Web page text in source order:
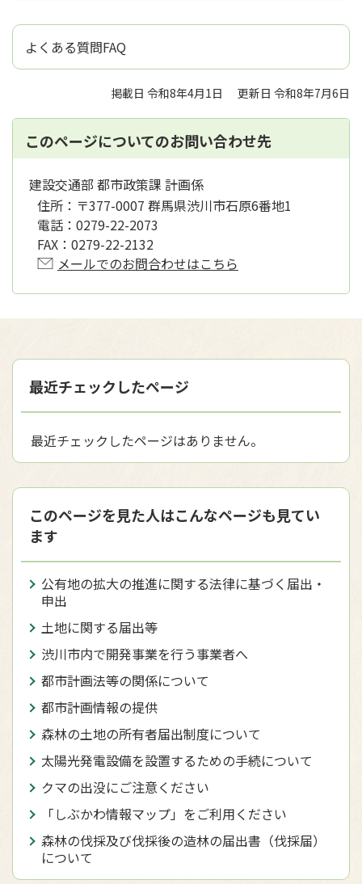
よくある質問FAQ
掲載日 令和8年4月1日 更新日 令和8年7月6日
このページについてのお問い合わせ先
建設交通部 都市政策課 計画係
住所： 〒377-0007 群馬県渋川市石原6番地1
電話： 0279-22-2073
FAX： 0279-22-2132
メールでのお問合わせはこちら
最近チェックしたページ
最近チェックしたページはありません。
このページを見た人はこんなページも見てい
ます
公有地の拡大の推進に関する法律に基づく届出・
申出
土地に関する届出等
渋川市内で開発事業を行う事業者へ
都市計画法等の関係について
都市計画情報の提供
森林の土地の所有者届出制度について
太陽光発電設備を設置するための手続について
クマの出没にご注意ください
「しぶかわ情報マップ」をご利用ください
森林の伐採及び伐採後の造林の届出書（伐採届）
について